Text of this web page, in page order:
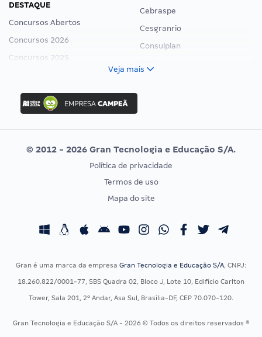
DESTAQUE
Concursos Abertos
Concursos 2026
Concursos 2025
Concurso Ibama
Concurso MPU
Editais publicados
Cebraspe
Cesgranrio
Consulplan
Vunesp
CONCURSOS POR PROFISSÃO
Concursos Fiscais
Concursos Saúde
Residência Multiprofissional
EXAME DE ORDEM
Calendário OAB
Veja mais
© 2012 - 2026 Gran Tecnologia e Educação S/A.
Política de privacidade
Termos de uso
Mapa do site
Gran é uma marca da empresa Gran Tecnologia e Educação S/A, CNPJ:
18.260.822/0001-77, SBS Quadra 02, Bloco J, Lote 10, Edifício Carlton
Tower, Sala 201, 2º Andar, Asa Sul, Brasília-DF, CEP 70.070-120.
Gran Tecnologia e Educação S/A - 2026 © Todos os direitos reservados ®